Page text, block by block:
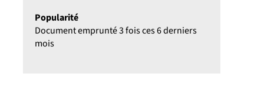
Popularité
Document emprunté 3 fois ces 6 derniers
mois